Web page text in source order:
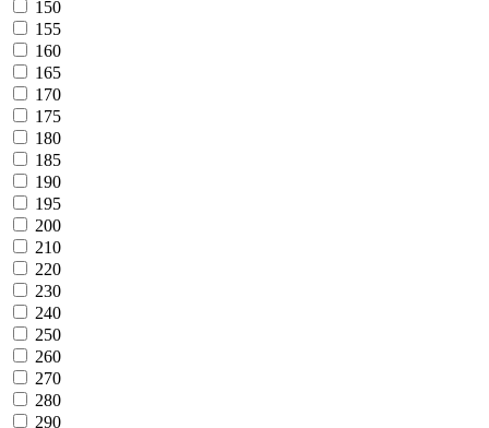
150
155
160
165
170
175
180
185
190
195
200
210
220
230
240
250
260
270
280
290